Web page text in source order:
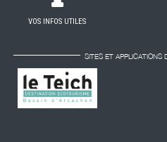
VOS INFOS UTILES
SITES ET APPLICATIONS